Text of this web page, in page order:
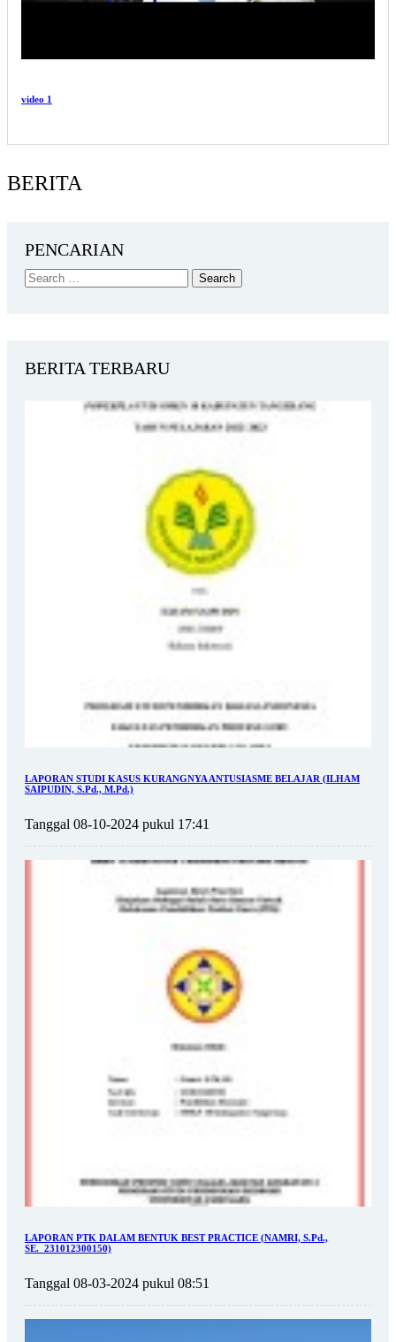
video 1
BERITA
PENCARIAN
BERITA TERBARU
LAPORAN STUDI KASUS KURANGNYA ANTUSIASME BELAJAR (ILHAM
SAIPUDIN, S.Pd., M.Pd.)
Tanggal 08-10-2024 pukul 17:41
LAPORAN PTK DALAM BENTUK BEST PRACTICE (NAMRI, S.Pd.,
SE._231012300150)
Tanggal 08-03-2024 pukul 08:51